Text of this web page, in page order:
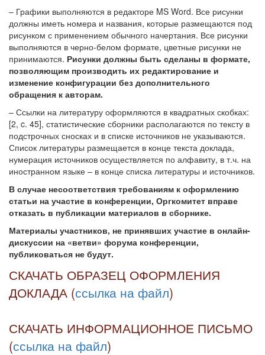
– Графики выполняются в редакторе MS Word. Все рисунки
должны иметь номера и названия, которые размещаются под
рисунком с применением обычного начертания. Все рисунки
выполняются в черно-белом формате, цветные рисунки не
принимаются. Рисунки должны быть сделаны в формате,
позволяющим производить их редактирование и
изменение конфигурации без дополнительного
обращения к авторам.
– Ссылки на литературу оформляются в квадратных скобках:
[2, c. 45], статистические сборники располагаются по тексту в
подстрочных сносках и в списке источников не указываются.
Список литературы размещается в конце текста доклада,
нумерация источников осуществляется по алфавиту, в т.ч. на
иностранном языке – в конце списка литературы и источников.
В случае несоответствия требованиям к оформлению
статьи на участие в конференции, Оргкомитет вправе
отказать в публикации материалов в сборнике.
Материалы участников, не принявших участие в онлайн-
дискуссии на «ветви» форума конференции,
публиковаться не будут.
СКАЧАТЬ ОБРАЗЕЦ ОФОРМЛЕНИЯ
ДОКЛАДА (ссылка на файл)
СКАЧАТЬ ИНФОРМАЦИОННОЕ ПИСЬМО
(ссылка на файл)